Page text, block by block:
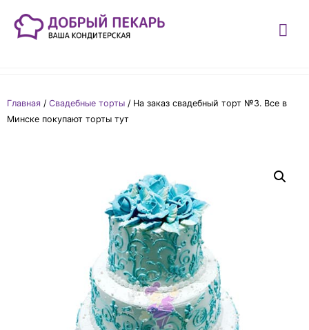
Главная / Свадебные торты / На заказ свадебный торт №3. Все в
Минске покупают торты тут